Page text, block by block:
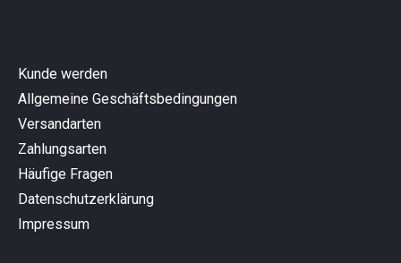
Kunde werden
Allgemeine Geschäftsbedingungen
Versandarten
Zahlungsarten
Häufige Fragen
Datenschutzerklärung
Impressum